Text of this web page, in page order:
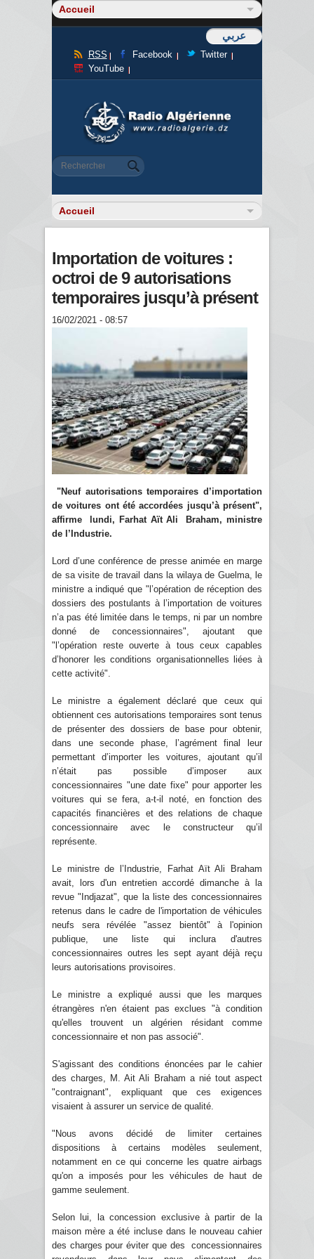
عربي
RSS Facebook
Twitter
YouTube
Formulaire de recherche
Rechercher
Importation de voitures :
octroi de 9 autorisations
temporaires jusqu’à présent
16/02/2021 - 08:57
"Neuf autorisations temporaires d’importation
de voitures ont été accordées jusqu’à présent",
affirme lundi, Farhat Aït Ali Braham, ministre
de l’Industrie.
Lord d’une conférence de presse animée en marge
de sa visite de travail dans la wilaya de Guelma, le
ministre a indiqué que "l’opération de réception des
dossiers des postulants à l’importation de voitures
n’a pas été limitée dans le temps, ni par un nombre
donné de concessionnaires", ajoutant que
"l’opération reste ouverte à tous ceux capables
d’honorer les conditions organisationnelles liées à
cette activité".
Le ministre a également déclaré que ceux qui
obtiennent ces autorisations temporaires sont tenus
de présenter des dossiers de base pour obtenir,
dans une seconde phase, l’agrément final leur
permettant d’importer les voitures, ajoutant qu’il
n’était pas possible d’imposer aux
concessionnaires "une date fixe" pour apporter les
voitures qui se fera, a-t-il noté, en fonction des
capacités financières et des relations de chaque
concessionnaire avec le constructeur qu’il
représente.
Le ministre de l’Industrie, Farhat Aït Ali Braham
avait, lors d'un entretien accordé dimanche à la
revue "Indjazat", que la liste des concessionnaires
retenus dans le cadre de l'importation de véhicules
neufs sera révélée "assez bientôt" à l'opinion
publique, une liste qui inclura d'autres
concessionnaires outres les sept ayant déjà reçu
leurs autorisations provisoires.
Le ministre a expliqué aussi que les marques
étrangères n'en étaient pas exclues "à condition
qu'elles trouvent un algérien résidant comme
concessionnaire et non pas associé".
S'agissant des conditions énoncées par le cahier
des charges, M. Ait Ali Braham a nié tout aspect
"contraignant", expliquant que ces exigences
visaient à assurer un service de qualité.
"Nous avons décidé de limiter certaines
dispositions à certains modèles seulement,
notamment en ce qui concerne les quatre airbags
qu'on a imposés pour les véhicules de haut de
gamme seulement.
Selon lui, la concession exclusive à partir de la
maison mère a été incluse dans le nouveau cahier
des charges pour éviter que des concessionnaires